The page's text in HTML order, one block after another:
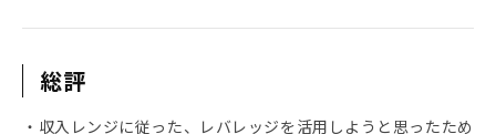
総評
・収入レンジに従った、レバレッジを活用しようと思ったため